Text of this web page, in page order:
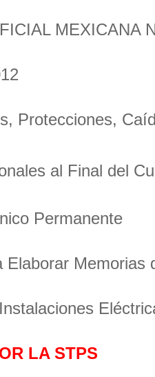
MEXICANA
Protecciones,
al Final del
Permanente
Elaborar Memorias
LA STPS